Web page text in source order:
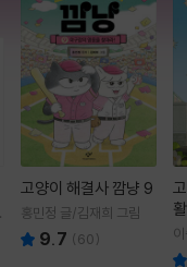
고양이 해결사 깜냥 9
홍민정 글/김재희 그림
9.7 (60)